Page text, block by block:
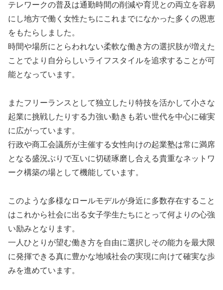
テレワークの普及は通勤時間の削減や育児との両立を容易
にし地方で働く女性たちにこれまでになかった多くの恩恵
をもたらしました。
時間や場所にとらわれない柔軟な働き方の選択肢が増えた
ことでより自分らしいライフスタイルを追求することが可
能となっています。
またフリーランスとして独立したり特技を活かして小さな
起業に挑戦したりする力強い動きも若い世代を中心に確実
に広がっています。
行政や商工会議所が主催する女性向けの起業塾は常に満席
となる盛況ぶりで互いに切磋琢磨し合える貴重なネットワ
ーク構築の場として機能しています。
このような多様なロールモデルが身近に多数存在すること
はこれから社会に出る女子学生たちにとって何よりの心強
い励みとなります。
一人ひとりが望む働き方を自由に選択しその能力を最大限
に発揮できる真に豊かな地域社会の実現に向けて確実な歩
みを進めています。